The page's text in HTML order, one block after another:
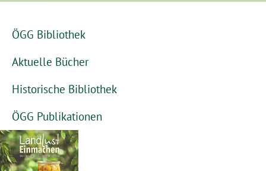
ÖGG Bibliothek
Aktuelle Bücher
Historische Bibliothek
ÖGG Publikationen